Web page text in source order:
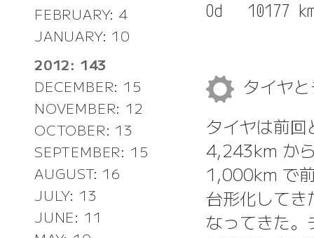
FEBRUARY: 4
JANUARY: 10
2012: 143
DECEMBER: 15
NOVEMBER: 12
OCTOBER: 13
SEPTEMBER: 15
AUGUST: 16
JULY: 13
JUNE: 11
タイヤ
タイヤは前
4,243km か
1,000km で
台形化して
なってきた